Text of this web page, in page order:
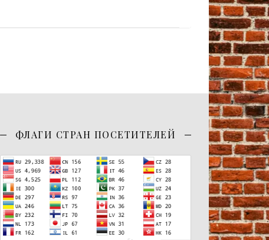
ФЛАГИ СТРАН ПОСЕТИТЕЛЕЙ